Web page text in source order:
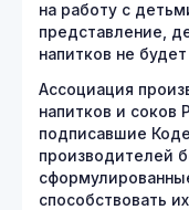
на работу с
представление,
напитков не
Ассоциация
напитков и соков
подписавшие
производителей
способствовать